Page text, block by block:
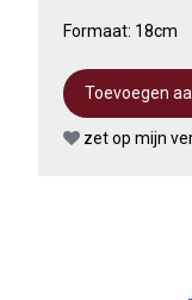
Formaat: 18cm
zet op mijn